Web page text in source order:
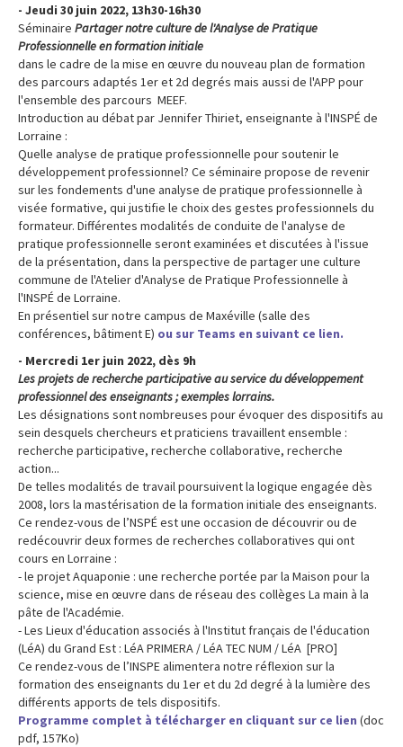
- Jeudi 30 juin 2022, 13h30-16h30
Séminaire Partager notre culture de l'Analyse de Pratique
Professionnelle en formation initiale
dans le cadre de la mise en œuvre du nouveau plan de formation
des parcours adaptés 1er et 2d degrés mais aussi de l'APP pour
l'ensemble des parcours MEEF.
Introduction au débat par Jennifer Thiriet, enseignante à l'INSPÉ de
Lorraine :
Quelle analyse de pratique professionnelle pour soutenir le
développement professionnel? Ce séminaire propose de revenir
sur les fondements d'une analyse de pratique professionnelle à
visée formative, qui justifie le choix des gestes professionnels du
formateur. Différentes modalités de conduite de l'analyse de
pratique professionnelle seront examinées et discutées à l'issue
de la présentation, dans la perspective de partager une culture
commune de l'Atelier d'Analyse de Pratique Professionnelle à
l'INSPÉ de Lorraine.
En présentiel sur notre campus de Maxéville (salle des
conférences, bâtiment E) ou sur Teams en suivant ce lien.
- Mercredi 1er juin 2022, dès 9h
Les projets de recherche participative au service du développement
professionnel des enseignants ; exemples lorrains.
Les désignations sont nombreuses pour évoquer des dispositifs au
sein desquels chercheurs et praticiens travaillent ensemble :
recherche participative, recherche collaborative, recherche
action...
De telles modalités de travail poursuivent la logique engagée dès
2008, lors la mastérisation de la formation initiale des enseignants.
Ce rendez-vous de l’NSPÉ est une occasion de découvrir ou de
redécouvrir deux formes de recherches collaboratives qui ont
cours en Lorraine :
- le projet Aquaponie : une recherche portée par la Maison pour la
science, mise en œuvre dans de réseau des collèges La main à la
pâte de l'Académie.
- Les Lieux d'éducation associés à l'Institut français de l'éducation
(LéA) du Grand Est : LéA PRIMERA / LéA TEC NUM / LéA [PRO]
Ce rendez-vous de l’INSPE alimentera notre réflexion sur la
formation des enseignants du 1er et du 2d degré à la lumière des
différents apports de tels dispositifs.
Programme complet à télécharger en cliquant sur ce lien (doc
pdf, 157Ko)